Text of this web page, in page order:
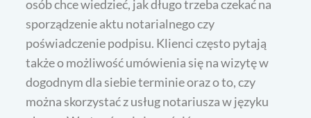
osób chce wiedzieć, jak długo trzeba czekać na
sporządzenie aktu notarialnego czy
poświadczenie podpisu. Klienci często pytają
także o możliwość umówienia się na wizytę w
dogodnym dla siebie terminie oraz o to, czy
można skorzystać z usług notariusza w języku